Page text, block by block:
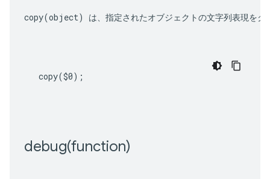
copy(object) は、指定されたオブジェクトの文字列表現を
copy($0);
debug(function)